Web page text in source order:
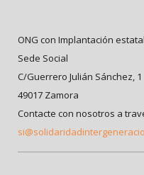
ONG con Implantación
Sede Social
C/Guerrero Julián Sánchez, 1
49017 Zamora
Contacte con nosotros a